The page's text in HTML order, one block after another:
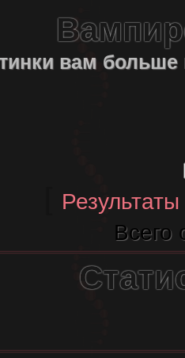
вам больше
Результаты
Всего